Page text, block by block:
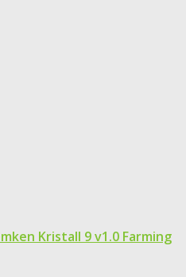
Kristall 9 v1.0 Farming